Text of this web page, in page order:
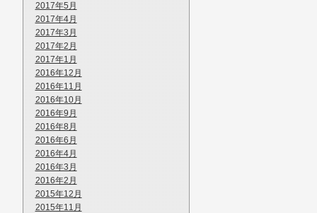
2017年5月
2017年4月
2017年3月
2017年2月
2017年1月
2016年12月
2016年11月
2016年10月
2016年9月
2016年8月
2016年6月
2016年4月
2016年3月
2016年2月
2015年12月
2015年11月